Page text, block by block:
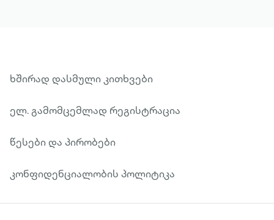
ხშირად დასმული კითხვები
ელ. გამომცემლად რეგისტრაცია
წესები და პირობები
კონფიდენციალობის პოლიტიკა